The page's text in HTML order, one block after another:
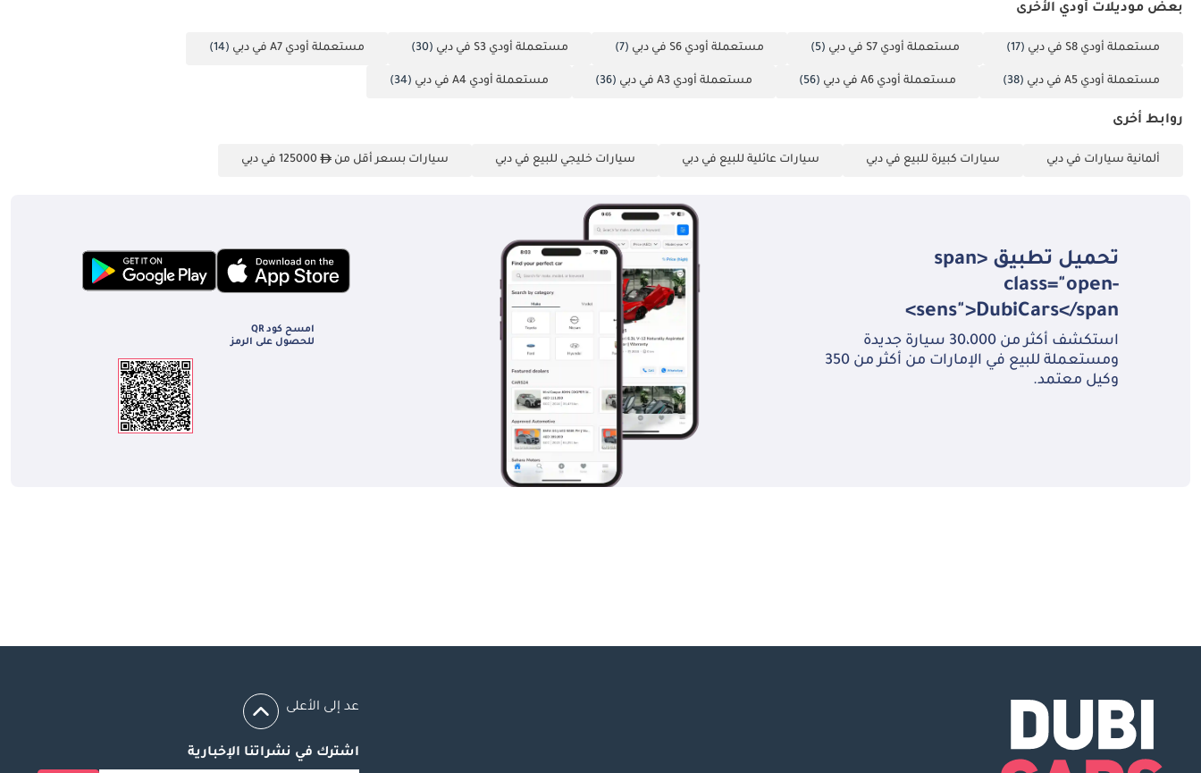
بعض موديلات أودي الأخرى
مستعملة أودي S8 في دبي (17) مستعملة أودي S7 في دبي (5) مستعملة أودي S6 في دبي (7) مستعملة أودي S3 في دبي (30) مستعملة أودي A7 في دبي (14)
مستعملة أودي A5 في دبي (38) مستعملة أودي A6 في دبي (56) مستعملة أودي A3 في دبي (36) مستعملة أودي A4 في دبي (34)
روابط أخرى
ألمانية سيارات في دبي سيارات كبيرة للبيع في دبي سيارات عائلية للبيع في دبي سيارات خليجي للبيع في دبي سيارات بسعر أقل من 125000 في دبي
تحميل تطبيق <span
class="open-
sens">DubiCars</span>
استكشف أكثر من 30،000 سيارة جديدة
ومستعملة للبيع في الإمارات من أكثر من 350
وكيل معتمد.
امسح كود QR
للحصول على الرمز
عد إلى الأعلى
اشترك في نشراتنا الإخبارية